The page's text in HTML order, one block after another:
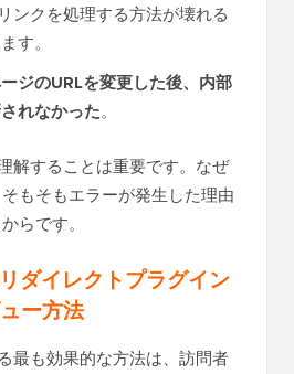
ンクを処理する方法が壊れる
す。
ジのURLを変更した後、内部
れなかった。
解することは重要です。なぜ
もそもエラーが発生した理由
らです。
ダイレクトプラグイン
ー方法
最も効果的な方法は、訪問者